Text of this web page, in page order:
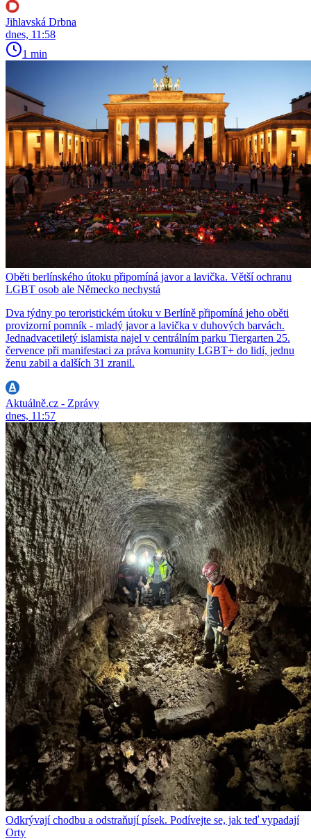
Jihlavská Drbna
dnes, 11:58
1 min
Oběti berlínského útoku připomíná javor a lavička. Větší ochranu
LGBT osob ale Německo nechystá
Dva týdny po teroristickém útoku v Berlíně připomíná jeho oběti
provizorní pomník - mladý javor a lavička v duhových barvách.
Jednadvacetiletý islamista najel v centrálním parku Tiergarten 25.
července při manifestaci za práva komunity LGBT+ do lidí, jednu
ženu zabil a dalších 31 zranil.
Aktuálně.cz - Zprávy
dnes, 11:57
Odkrývají chodbu a odstraňují písek. Podívejte se, jak teď vypadají
Orty